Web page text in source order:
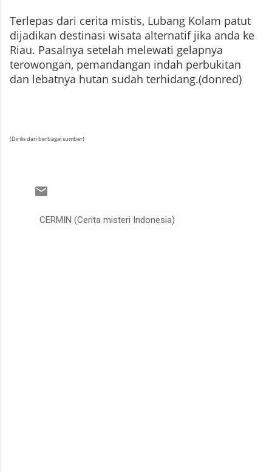
Terlepas dari cerita mistis, Lubang Kolam patut
dijadikan destinasi wisata alternatif jika anda ke
Riau. Pasalnya setelah melewati gelapnya
terowongan, pemandangan indah perbukitan
dan lebatnya hutan sudah terhidang.(donred)
(Dirilis dari berbagai sumber)
CERMIN (Cerita misteri Indonesia)